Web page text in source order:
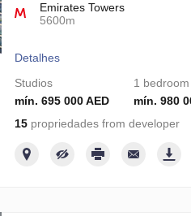
Emirates Towers
5600m
Detalhes
Studios
mín. 695 000 AED
1 bedroom
mín. 980
15propriedades from developer